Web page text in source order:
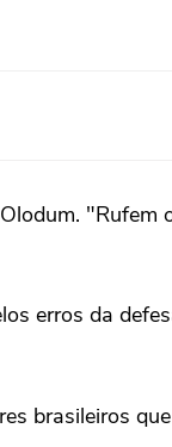
"Rufem
erros da
brasileiros